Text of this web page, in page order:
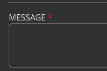
MESSAGE *